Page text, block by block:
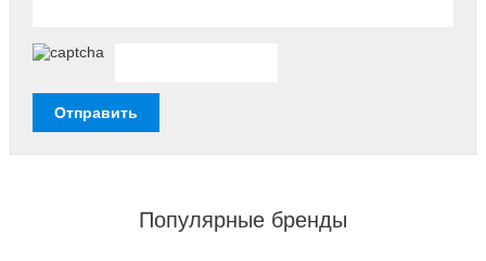
Популярные бренды